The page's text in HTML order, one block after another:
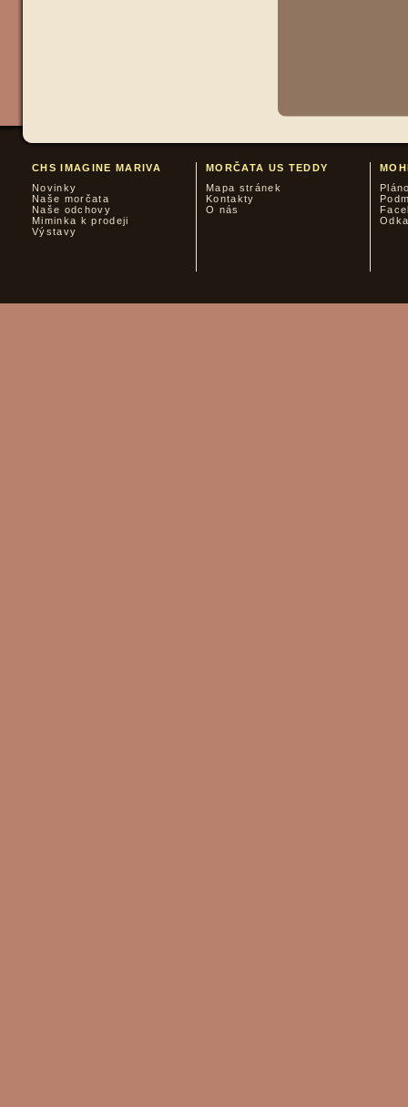
CHS IMAGINE MARIVA
Novinky
Naše morčata
Naše odchovy
Miminka k prodeji
Výstavy
MORČATA US TEDDY
Mapa stránek
Kontakty
O nás